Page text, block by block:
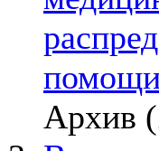
Архив